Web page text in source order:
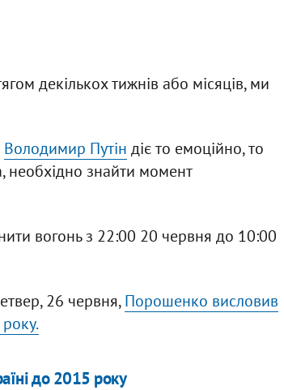
декількох тижнів або місяців, ми
Володимир Путін діє то емоційно, то
необхідно знайти момент
вогонь з 22:00 20 червня до 10:00
26 червня,Порошенко висловив
до 2015 року